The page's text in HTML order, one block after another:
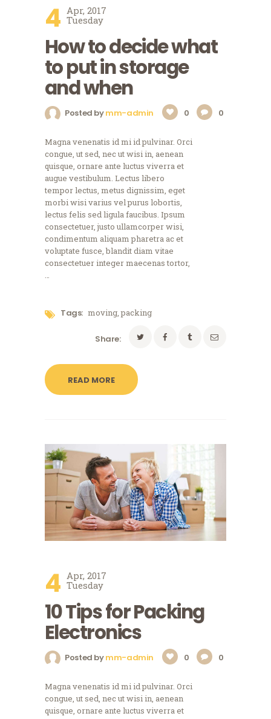
4 Apr, 2017
Tuesday
How to decide what
to put in storage
and when
Posted bymm-admin 0 0
Magna venenatis id mi id pulvinar. Orci
congue, ut sed, nec ut wisi in, aenean
quisque, ornare ante luctus viverra et
augue vestibulum. Lectus libero
tempor lectus, metus dignissim, eget
morbi wisi varius vel purus lobortis,
lectus felis sed ligula faucibus. Ipsum
consectetuer, justo ullamcorper wisi,
condimentum aliquam pharetra ac et
voluptate fusce, blandit diam vitae
consectetuer integer maecenas tortor,
…
Tags: moving,packing
Share:
READ MORE
4 Apr, 2017
Tuesday
10 Tips for Packing
Electronics
Posted bymm-admin 0 0
Magna venenatis id mi id pulvinar. Orci
congue, ut sed, nec ut wisi in, aenean
quisque, ornare ante luctus viverra et